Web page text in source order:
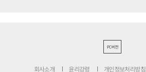
PC버전
회사소개 윤리강령 개인정보처리방침